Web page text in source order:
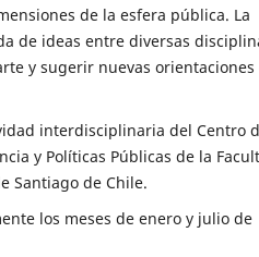
de la esfera pública. La
de ideas entre diversas
y sugerir nuevas orientaciones
interdisciplinaria del Centro
y Políticas Públicas de la
Santiago de Chile.
los meses de enero y julio de